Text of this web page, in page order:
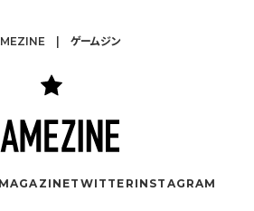
| ゲームジン
MAGAZINETWITTER INSTAGRAM